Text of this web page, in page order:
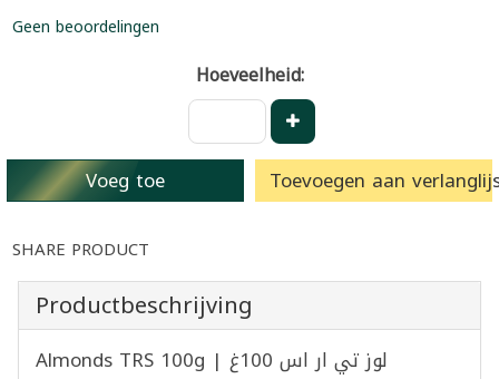
Geen beoordelingen
Hoeveelheid:
Voeg toe Toevoegen aan
SHARE PRODUCT
Productbeschrijving
Almonds TRS 100g | لوز تي ار اس 100غ